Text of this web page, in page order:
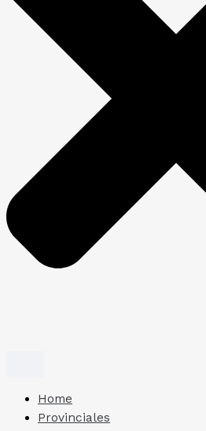
Home
Provinciales